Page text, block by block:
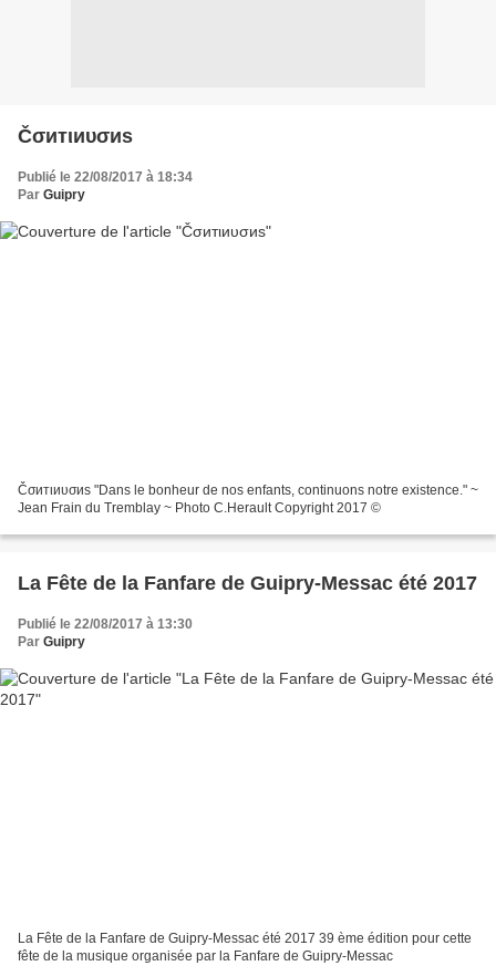
Čσитιиυσиѕ
Publié le 22/08/2017 à 18:34
Par Guipry
Čσитιиυσиѕ "Dans le bonheur de nos enfants, continuons notre existence." ~
Jean Frain du Tremblay ~ Photo C.Herault Copyright 2017 ©
La Fête de la Fanfare de Guipry-Messac été 2017
Publié le 22/08/2017 à 13:30
Par Guipry
La Fête de la Fanfare de Guipry-Messac été 2017 39 ème édition pour cette
fête de la musique organisée par la Fanfare de Guipry-Messac